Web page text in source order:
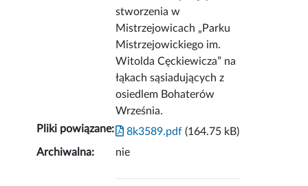
stworzenia w
Mistrzejowicach „Parku
Mistrzejowickiego im.
Witolda Cęckiewicza” na
łąkach sąsiadujących z
osiedlem Bohaterów
Września.
Pliki powiązane: 8k3589.pdf (164.75 kB)
Archiwalna:
nie